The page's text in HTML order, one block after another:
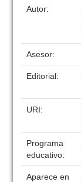
Autor:
Asesor:
Editorial:
URI:
Programa
educativo:
Aparece en